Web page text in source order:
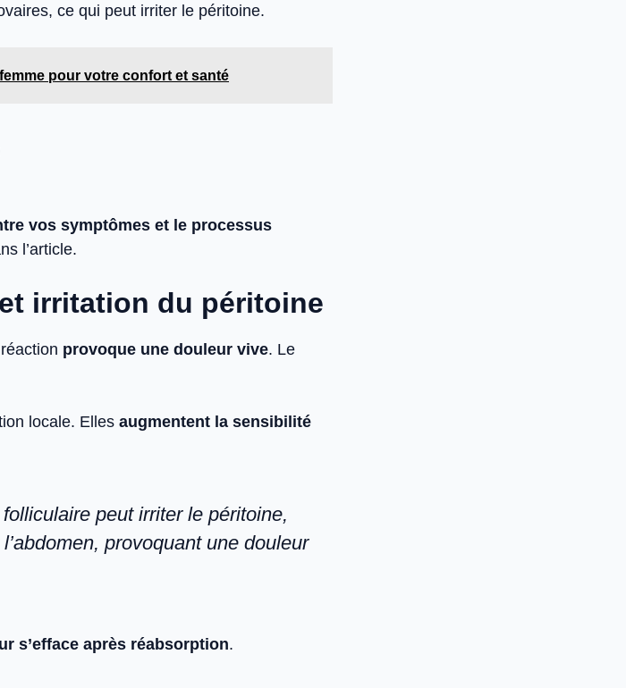
ce qui peut irriter le péritoine.
pour votre confort et santé
vos symptômes et le processus
l’article.
irritation du péritoine
provoque une douleur vive. Le
locale. Elles augmentent la sensibilité
peut irriter le péritoine,
provoquant une douleur
s’efface après réabsorption.